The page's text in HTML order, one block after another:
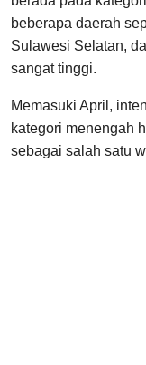
beberapa daerah
Sulawesi Selatan,
sangat tinggi.
Memasuki April,
kategori menengah
sebagai salah satu